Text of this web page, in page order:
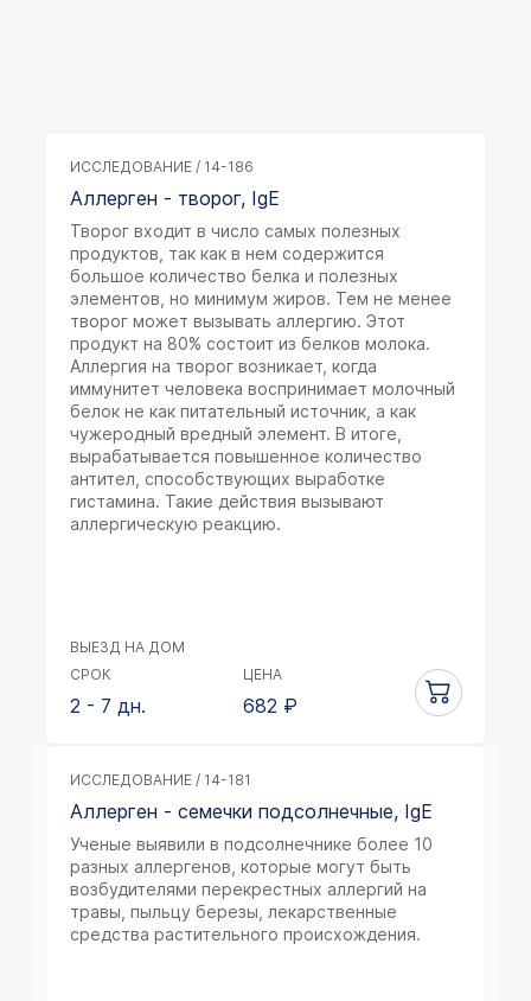
ИССЛЕДОВАНИЕ / 14-186
Аллерген - творог, IgE
Творог входит в число самых полезных
продуктов, так как в нем содержится
большое количество белка и полезных
элементов, но минимум жиров. Тем не менее
творог может вызывать аллергию. Этот
продукт на 80% состоит из белков молока.
Аллергия на творог возникает, когда
иммунитет человека воспринимает молочный
белок не как питательный источник, а как
чужеродный вредный элемент. В итоге,
вырабатывается повышенное количество
антител, способствующих выработке
гистамина. Такие действия вызывают
аллергическую реакцию.
ВЫЕЗД НА ДОМ
СРОК
2 - 7 дн.
ЦЕНА
682 ₽
ИССЛЕДОВАНИЕ / 14-181
Аллерген - семечки подсолнечные, IgE
Ученые выявили в подсолнечнике более 10
разных аллергенов, которые могут быть
возбудителями перекрестных аллергий на
травы, пыльцу березы, лекарственные
средства растительного происхождения.